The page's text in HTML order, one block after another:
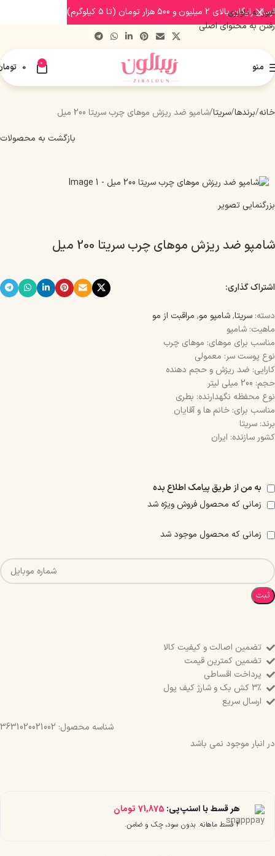
عبور به ناوبری
رفتن به محتوای اصلی
منو 0
0
خانه برندها سریتا شامپو ضد ریزش موهای چرب سریتا 200 میل
بازگشت به محصولات
بزرگنمایی تصویر
شامپو ضد ریزش موهای چرب سریتا 200 میل
اشتراک گذاری:
دسته: سریتا,شامپو مو, مراقبت از مو
ماهیت: شامپو
مناسب برای موهای: موهای چرب
نوع پوست سر: معمولی
کارایی: ضد ریزش و حجم دهنده
حجم: 200 میلی لیتر
نوع محفظه نگهدارنده: بطری
مناسب برای: خانم ها و آقایان
برند: سریتا
کشور سازنده: ایران
به من از طریق پیامک اطلاع بده
زمانی که محصول فروش ویژه شد
زمانی که محصول موجود شد
ثبت
تضمین اصالت و کیفیت کالا
تضمین کمترین قیمت
پرداخت اقساطی
۳٪ کش بک و شارژ کیف پول
ارسال سریع
شناسه محصول: 3631020021002
در انبار موجود نمی باشد
هر قسط با اسنپ‌پی: 71,875 تومان
۴ قسط ماهانه. بدون سود، چک و ضامن.
ارسال رایگان بالای 2 میلیون و 500 هزار تومان (تا 5 کیلوگرم)